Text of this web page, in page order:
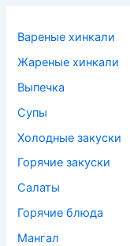
Вареные хинкали
Жареные хинкали
Выпечка
Супы
Холодные закуски
Горячие закуски
Салаты
Горячие блюда
Мангал